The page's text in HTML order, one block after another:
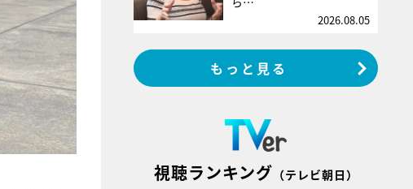
2026.08.05
もっと見る
視聴ランキング （テレビ朝日）